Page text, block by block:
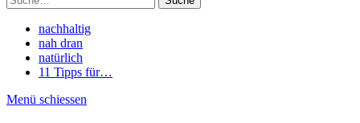
nachhaltig
nah dran
natürlich
11 Tipps für…
Menü schiessen